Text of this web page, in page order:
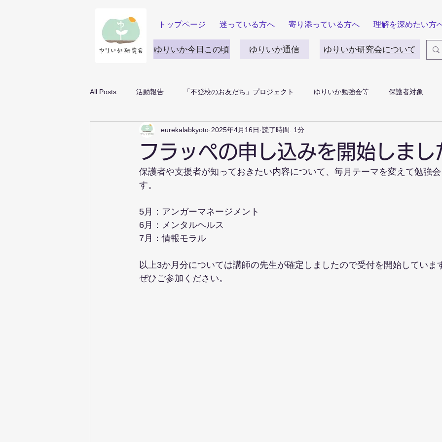
トップページ 迷っている方へ 寄り添っている方へ 理解を深めたい方
ゆりいか今日この頃 ゆりいか通信 ゆりいか研究会について
All Posts 活動報告 「不登校のお友だち」プロジェクト ゆりいか勉強会等 保護者対象
フラッペの申し込みを開始しまし
eurekalabkyoto 2025年4月16日 読了時間: 1分
保護者や支援者が知っておきたい内容について、毎月テーマを変えて勉強
す。
5月：アンガーマネージメント
6月：メンタルヘルス
7月：情報モラル
以上3か月分については講師の先生が確定しましたので受付を開始していま
ぜひご参加ください。